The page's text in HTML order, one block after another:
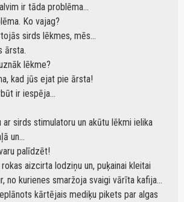
ir tāda problēma...
Ko vajag?
sirds lēkmes, mēs...
ārsta.
lēkme?
kad jūs ejat pie ārsta!
ir iespēja...
ar sirds stimulatoru un akūtu lēkmi ielika
un...
palīdzēt!
aizcirta lodziņu un, puķainai kleitai
no kurienes smaržoja svaigi vārīta kafija...
kārtējais mediķu pikets par algas